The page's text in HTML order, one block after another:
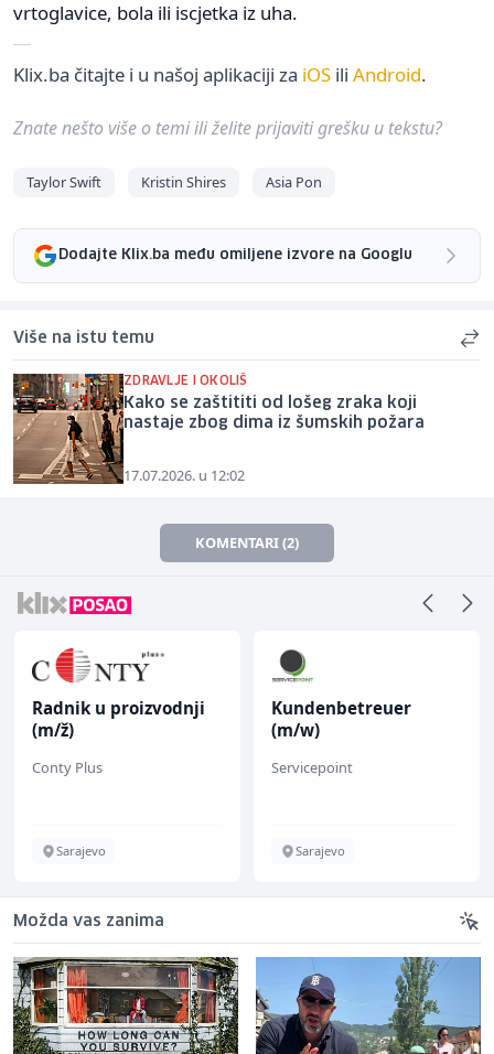
vrtoglavice, bola ili iscjetka iz uha.
Klix.ba čitajte i u našoj aplikaciji za iOS ili Android.
Znate nešto više o temi ili želite prijaviti grešku u tekstu?
Taylor Swift Kristin Shires Asia Pon
Dodajte Klix.ba među omiljene izvore na Googlu
Više na istu temu
ZDRAVLJE I OKOLIŠ
Kako se zaštititi od lošeg zraka koji
nastaje zbog dima iz šumskih požara
17.07.2026. u 12:02
KOMENTARI (2)
Radnik u proizvodnji
(m/ž)
Conty Plus
Sarajevo
Kundenbetreuer
(m/w)
Servicepoint
Sarajevo
Možda vas zanima